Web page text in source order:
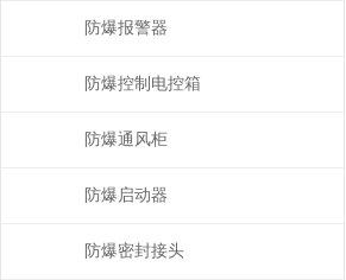
防爆报警器
防爆控制电控箱
防爆通风柜
防爆启动器
防爆密封接头